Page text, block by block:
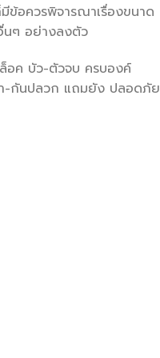
ข้อควรพิจารณาเรื่องขนาด
นๆ อย่างลงตัว
ล็อค บัว-ตัวจบ ครบองค์
-กันปลวก แถมยัง ปลอดภัย